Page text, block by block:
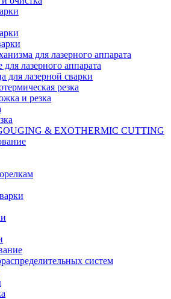
для лазерного аппарата
лазерного аппарата
для лазерной сварки
резка
и резка
& EXOTHERMIC CUTTING
систем